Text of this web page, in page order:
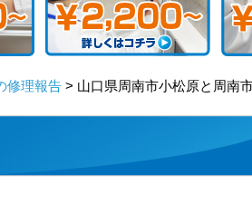
修理報告 > 山口県周南市小松原と周南